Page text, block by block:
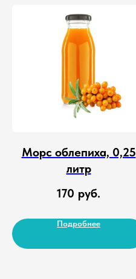
Морс облепиха, 0,25
литр
170 руб.
Подробнее